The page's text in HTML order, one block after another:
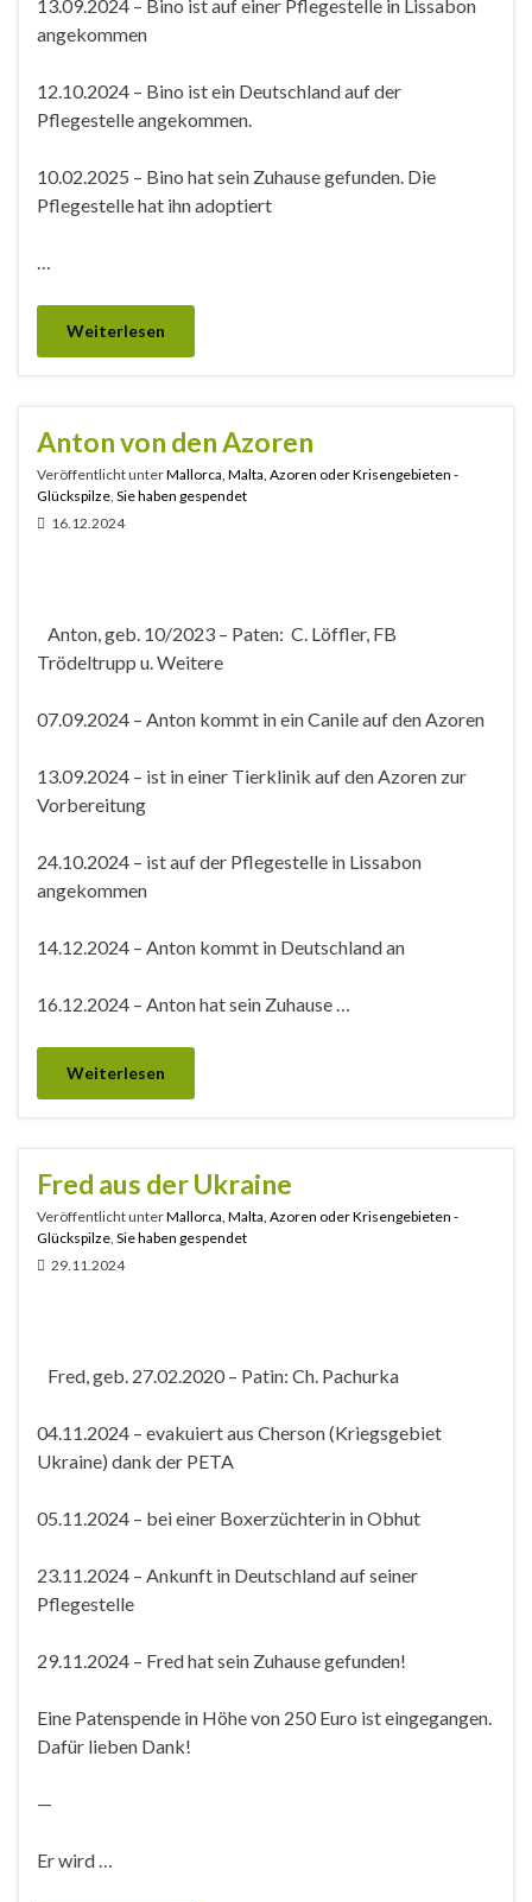
13.09.2024 – Bino ist auf einer Pflegestelle in Lissabon
angekommen
12.10.2024 – Bino ist ein Deutschland auf der
Pflegestelle angekommen.
10.02.2025 – Bino hat sein Zuhause gefunden. Die
Pflegestelle hat ihn adoptiert
…
Weiterlesen
Anton von den Azoren
Veröffentlicht unterMallorca, Malta, Azoren oder Krisengebieten -
Glückspilze Sie haben gespendet
16.12.2024
Anton, geb. 10/2023 – Paten: C. Löffler, FB
Trödeltrupp u. Weitere
07.09.2024 – Anton kommt in ein Canile auf den Azoren
13.09.2024 – ist in einer Tierklinik auf den Azoren zur
Vorbereitung
24.10.2024 – ist auf der Pflegestelle in Lissabon
angekommen
14.12.2024 – Anton kommt in Deutschland an
16.12.2024 – Anton hat sein Zuhause …
Weiterlesen
Fred aus der Ukraine
Veröffentlicht unterMallorca, Malta, Azoren oder Krisengebieten -
Glückspilze Sie haben gespendet
29.11.2024
Fred, geb. 27.02.2020 – Patin: Ch. Pachurka
04.11.2024 – evakuiert aus Cherson (Kriegsgebiet
Ukraine) dank der PETA
05.11.2024 – bei einer Boxerzüchterin in Obhut
23.11.2024 – Ankunft in Deutschland auf seiner
Pflegestelle
29.11.2024 – Fred hat sein Zuhause gefunden!
Eine Patenspende in Höhe von 250 Euro ist eingegangen.
Dafür lieben Dank!
—
Er wird …